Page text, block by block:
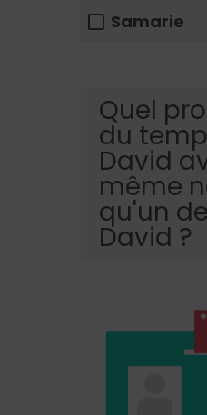
Samarie
Quel
du
David
même
qu'un
David ?